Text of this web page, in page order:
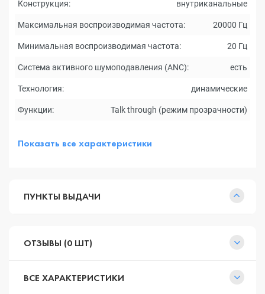
Конструкция: внутриканальные
Максимальная воспроизводимая частота: 20000 Гц
Минимальная воспроизводимая частота: 20 Гц
Система активного шумоподавления (ANC): есть
Технология: динамические
Функции: Talk through (режим прозрачности)
Показать все характеристики
ПУНКТЫ ВЫДАЧИ
ОТЗЫВЫ (0 ШТ)
ВСЕ ХАРАКТЕРИСТИКИ